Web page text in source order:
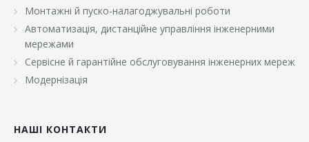
«Малинка»
«Марс»
«Оптовичок»
«Свіжачок»
Монтажні й пуско-налагоджувальні роботи
Автоматизація, дистанційне управління інженерними
мережами
Сервісне й гарантійне обслуговування інженерних мереж
Модернізація
НАШІ КОНТАКТИ